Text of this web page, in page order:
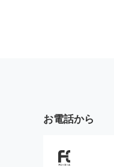
お電話から